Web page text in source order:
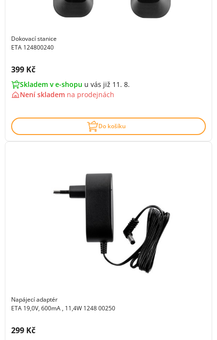
Dokovací stanice
ETA 124800240
Cena s DPH:
399 Kč
Skladem v e-shopu u vás již 11. 8.
Není skladem na prodejnách
Do košíku
Napájecí adaptér
ETA 19,0V, 600mA , 11,4W 1248 00250
Cena s DPH:
299 Kč